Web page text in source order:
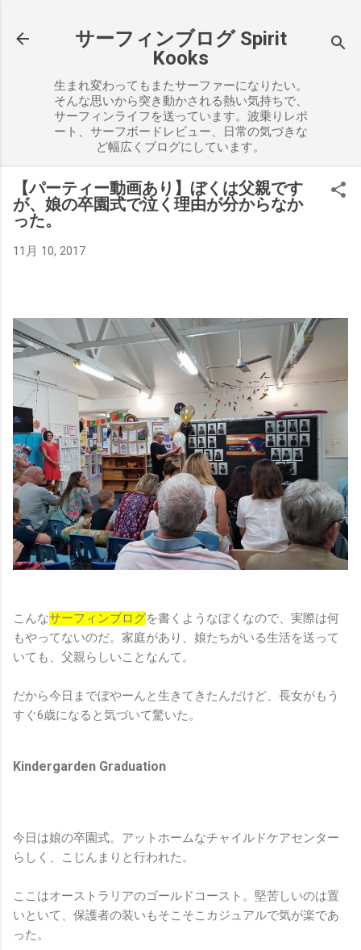
サーフィンブログ Spirit
Kooks
生まれ変わってもまたサーファーになりたい。
そんな思いから突き動かされる熱い気持ちで、
サーフィンライフを送っています。波乗りレポ
ート、サーフボードレビュー、日常の気づきな
ど幅広くブログにしています。
【パーティー動画あり】ぼくは父親です
が、娘の卒園式で泣く理由が分からなか
った。
11月 10, 2017
こんなサーフィンブログを書くようなぼくなので、実際は何
もやってないのだ。家庭があり、娘たちがいる生活を送って
いても、父親らしいことなんて。
だから今日までぼやーんと生きてきたんだけど、長女がもう
すぐ6歳になると気づいて驚いた。
Kindergarden Graduation
今日は娘の卒園式。アットホームなチャイルドケアセンター
らしく、こじんまりと行われた。
ここはオーストラリアのゴールドコースト。堅苦しいのは置
いといて、保護者の装いもそこそこカジュアルで気が楽であ
った。